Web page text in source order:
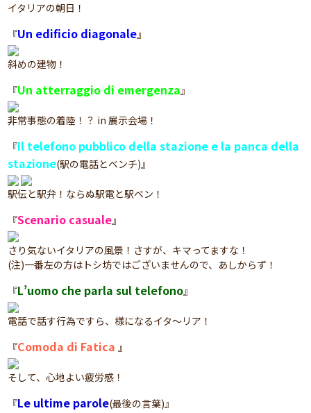
イタリアの朝日！
『Un edificio diagonale』
斜めの建物！
『Un atterraggio di emergenza』
非常事態の着陸！？ in 展示会場！
『Il telefono pubblico della stazione e la panca della
stazione(駅の電話とベンチ)』
駅伝と駅弁！ならぬ駅電と駅ベン！
『Scenario casuale』
さり気ないイタリアの風景！さすが、キマってますな！
(注)一番左の方はトシ坊ではございませんので、あしからず！
『L’uomo che parla sul telefono』
電話で話す行為ですら、様になるイタ～リア！
『Comoda di Fatica』
そして、心地よい疲労感！
『Le ultime parole(最後の言葉)』